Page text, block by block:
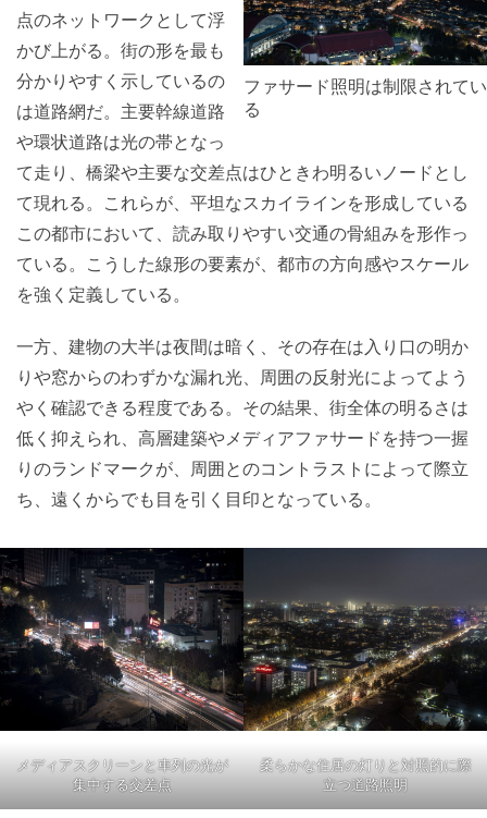
ファサード照明は制限されてい
る
点のネットワークとして浮
かび上がる。街の形を最も
分かりやすく示しているの
は道路網だ。主要幹線道路
や環状道路は光の帯となっ
て走り、橋梁や主要な交差点はひときわ明るいノードとし
て現れる。これらが、平坦なスカイラインを形成している
この都市において、読み取りやすい交通の骨組みを形作っ
ている。こうした線形の要素が、都市の方向感やスケール
を強く定義している。
一方、建物の大半は夜間は暗く、その存在は入り口の明か
りや窓からのわずかな漏れ光、周囲の反射光によってよう
やく確認できる程度である。その結果、街全体の明るさは
低く抑えられ、高層建築やメディアファサードを持つ一握
りのランドマークが、周囲とのコントラストによって際立
ち、遠くからでも目を引く目印となっている。
メディアスクリーンと車列の光が
集中する交差点
柔らかな住居の灯りと対照的に際
立つ道路照明